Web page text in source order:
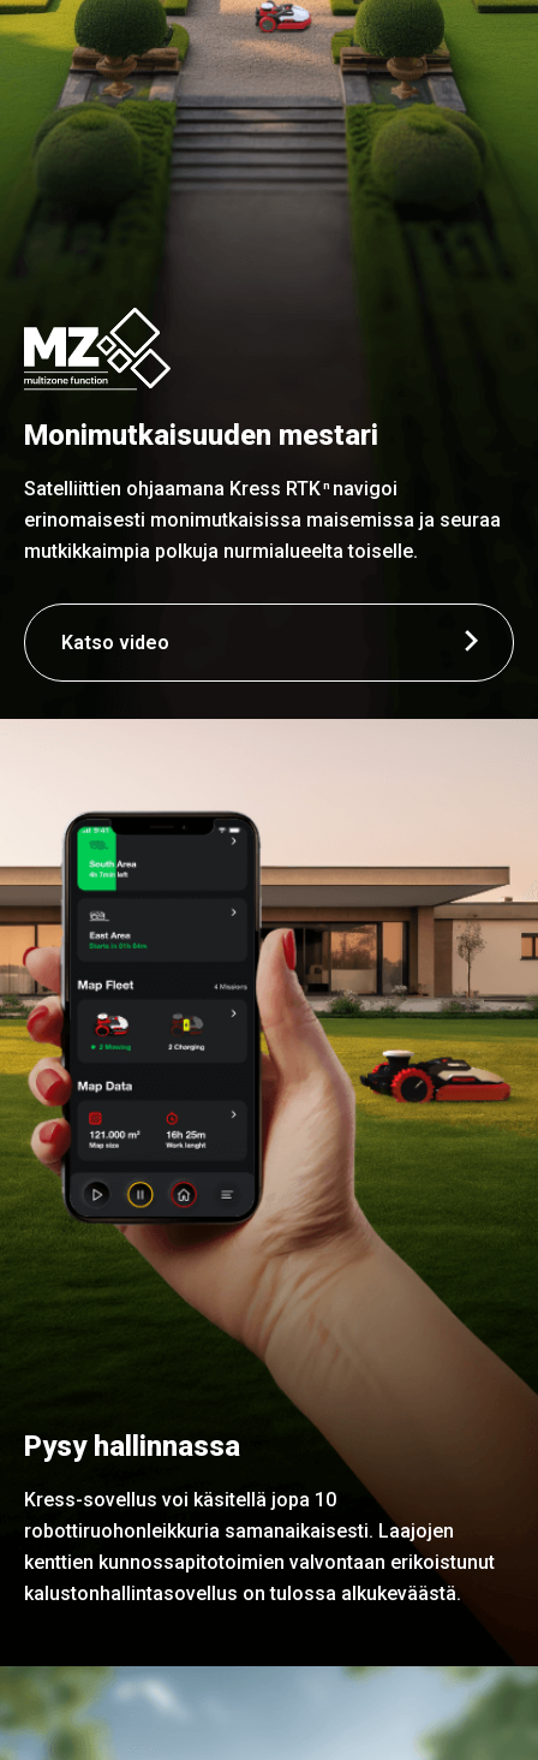
Monimutkaisuuden mestari
Satelliittien ohjaamana Kress RTK nnavigoi
erinomaisesti monimutkaisissa maisemissa ja seuraa
mutkikkaimpia polkuja nurmialueelta toiselle.
Katso video
Pysy hallinnassa
Kress-sovellus voi käsitellä jopa 10
robottiruohonleikkuria samanaikaisesti. Laajojen
kenttien kunnossapitotoimien valvontaan erikoistunut
kalustonhallintasovellus on tulossa alkukeväästä.